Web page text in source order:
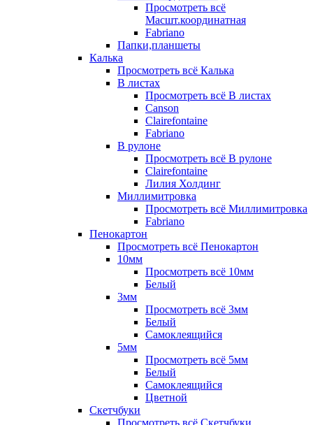
Просмотреть всё
Масшт.координатная
Fabriano
Папки,планшеты
Калька
Просмотреть всё Калька
В листах
Просмотреть всё В листах
Canson
Clairefontaine
Fabriano
В рулоне
Просмотреть всё В рулоне
Clairefontaine
Лилия Холдинг
Миллимитровка
Просмотреть всё Миллимитровка
Fabriano
Пенокартон
Просмотреть всё Пенокартон
10мм
Просмотреть всё 10мм
Белый
3мм
Просмотреть всё 3мм
Белый
Самоклеящийся
5мм
Просмотреть всё 5мм
Белый
Самоклеящийся
Цветной
Скетчбуки
Просмотреть всё Скетчбуки